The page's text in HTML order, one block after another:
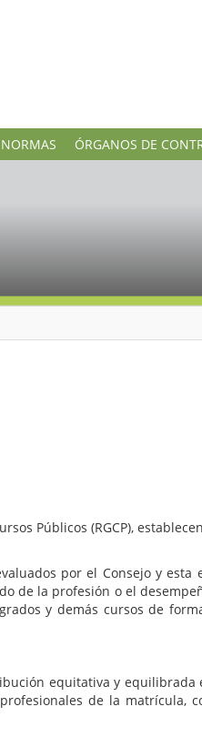
NORMAS ÓRGANOS DE
Públicos (RGCP),
por el Consejo y esta
de la profesión o el
y demás cursos de
equitativa y equilibrada
de la matrícula,